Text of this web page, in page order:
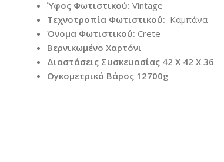
Ύφος Φωτιστικού: Vintage
Τεχνοτροπία Φωτιστικού: Καμπάνα
Όνομα Φωτιστικού: Crete
Βερνικωμένο Χαρτόνι
Διαστάσεις Συσκευασίας 42 X 42 X 36
Ογκομετρικό Βάρος 12700g